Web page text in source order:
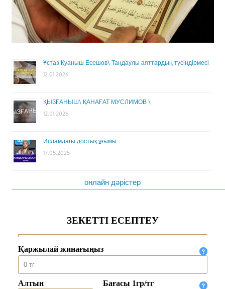
Ұстаз Қуаныш Есешов\ Таңдаулы аяттардың түсіндірмесі
12.01.2026
ҚЫЗҒАНЫШ\ ҚАНАҒАТ МУСЛИМОВ \
12.01.2026
Исламдағы достық ұғымы
17.05.2025
онлайн дәрістер